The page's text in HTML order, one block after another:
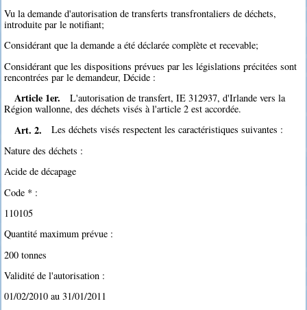
Vu la demande d'autorisation de transferts transfrontaliers de déchets,
introduite par le notifiant;
Considérant que la demande a été déclarée complète et recevable;
Considérant que les dispositions prévues par les législations précitées sont
rencontrées par le demandeur, Décide :
Article 1er.
L'autorisation de transfert, IE 312937, d'Irlande vers la
Région wallonne, des déchets visés à l'article 2 est accordée.
Art. 2.
Les déchets visés respectent les caractéristiques suivantes :
Nature des déchets :
Acide de décapage
Code * :
110105
Quantité maximum prévue :
200 tonnes
Validité de l'autorisation :
01/02/2010 au 31/01/2011